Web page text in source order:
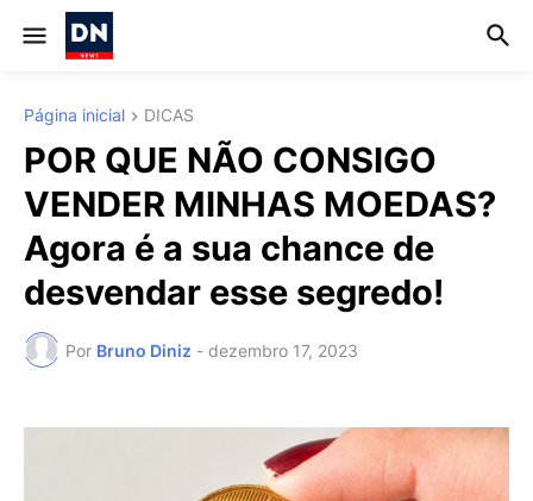
Página inicial DICAS
POR QUE NÃO CONSIGO
VENDER MINHAS MOEDAS?
Agora é a sua chance de
desvendar esse segredo!
Por Bruno Diniz - dezembro 17, 2023